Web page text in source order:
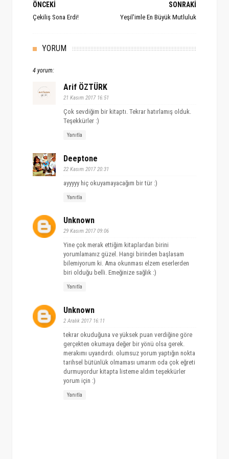
SONRAKİ
Yeşil'imle En Büyük Mutluluk
ÖNCEKİ
Çekiliş Sona Erdi!
YORUM
4 yorum:
Arif ÖZTÜRK
21 Kasım 2017 16:51
Çok sevdiğim bir kitaptı. Tekrar hatırlamış olduk.
Teşekkürler :)
Yanıtla
Deeptone
22 Kasım 2017 20:31
ayyyyy hiç okuyamayacağım bir tür :)
Yanıtla
Unknown
29 Kasım 2017 09:06
Yine çok merak ettiğim kitaplardan birini
yorumlamanız güzel. Hangi birinden başlasam
bilemiyorum ki. Ama okunması elzem eserlerden
biri olduğu belli. Emeğinize sağlık :)
Yanıtla
Unknown
2 Aralık 2017 16:11
tekrar okuduğuna ve yüksek puan verdiğine göre
gerçekten okumaya değer bir yönü olsa gerek.
merakımı uyandırdı. olumsuz yorum yaptığın nokta
tarihsel bütünlük olmaması umarım oda çok eğreti
durmuyordur kitapta listeme aldım teşekkürler
yorum için :)
Yanıtla